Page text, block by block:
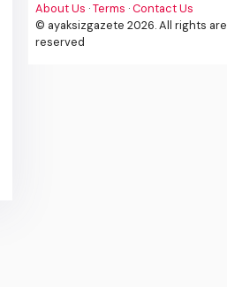
About Us ·Terms ·Contact Us
© ayaksizgazete 2026. All rights are
reserved